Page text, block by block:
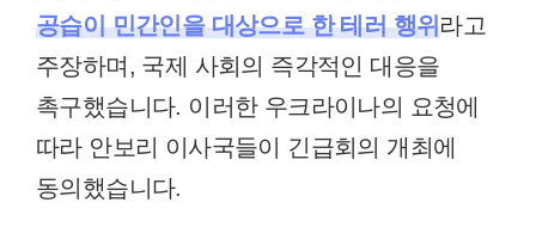
공습이 민간인을 대상으로 한 테러 행위라고
주장하며, 국제 사회의 즉각적인 대응을
촉구했습니다. 이러한 우크라이나의 요청에
따라 안보리 이사국들이 긴급회의 개최에
동의했습니다.